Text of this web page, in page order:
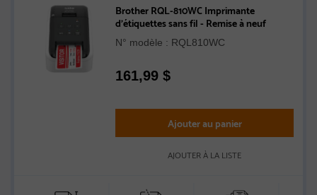
Brother RQL-810WC Imprimante
d’étiquettes sans fil - Remise à neuf
N° modèle : RQL810WC
161,99 $
Ajouter au panier
AJOUTER À LA LISTE